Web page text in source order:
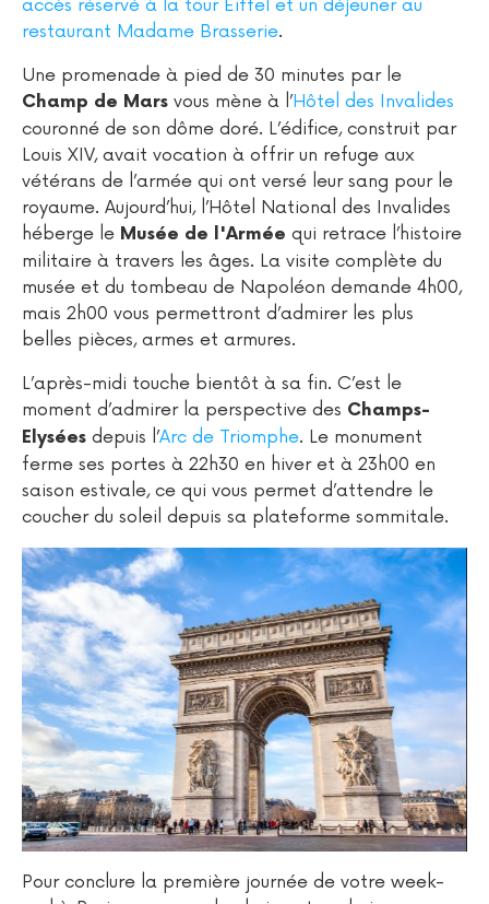
accès réservé à la tour Eiffel et un déjeuner au
restaurant Madame Brasserie.
Une promenade à pied de 30 minutes par le
Champ de Mars vous mène à l’Hôtel des Invalides
couronné de son dôme doré. L’édifice, construit par
Louis XIV, avait vocation à offrir un refuge aux
vétérans de l’armée qui ont versé leur sang pour le
royaume. Aujourd’hui, l’Hôtel National des Invalides
héberge le Musée de l'Armée qui retrace l’histoire
militaire à travers les âges. La visite complète du
musée et du tombeau de Napoléon demande 4h00,
mais 2h00 vous permettront d’admirer les plus
belles pièces, armes et armures.
L’après-midi touche bientôt à sa fin. C’est le
moment d’admirer la perspective des Champs-
Elysées depuis l’Arc de Triomphe. Le monument
ferme ses portes à 22h30 en hiver et à 23h00 en
saison estivale, ce qui vous permet d’attendre le
coucher du soleil depuis sa plateforme sommitale.
Pour conclure la première journée de votre week-